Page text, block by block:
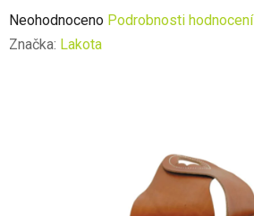
Průměrné
hodnocení
Neohodnoceno Podrobnosti hodnocení
Značka: Lakota